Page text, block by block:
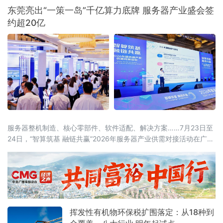
发费用加计扣除等支持企业创新投入和技术转
让的政策减税
东莞亮出“一策一岛”千亿算力底牌 服务器产业盛会签
约超20亿
服务器整机制造、核心零部件、软件适配、解决方案……7月23日至
24日，“智算筑基 融链共赢”2026年服务器产业供需对接活动在广东
（工业和信息化部政府采购中心）、东莞市人民政府联合主办，汇
聚行业主管部门、院士专家、全国服务器产业链企业、金融机构、
科研院所、园区代表近千人参会，搭
挥发性有机物环保税扩围落定：从18种到